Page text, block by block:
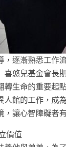
，逐漸熟悉工作
喜憨兒基金會
轉生命的重要起
人館的工作，成
讓心智障礙者
價值